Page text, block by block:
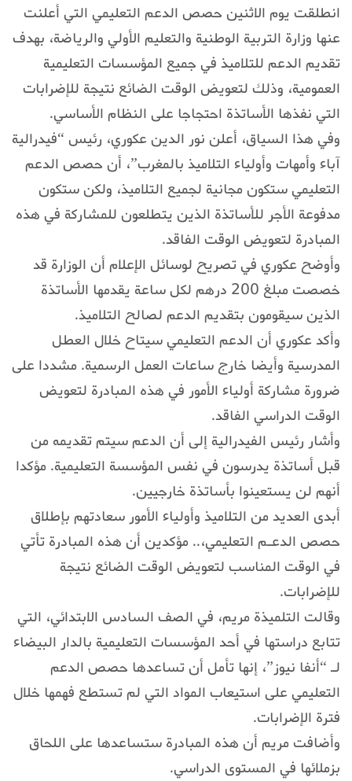
انطلقت يوم الاثنين حصص الدعم التعليمي التي أعلنت
عنها وزارة التربية الوطنية والتعليم الأولي والرياضة، بهدف
تقديم الدعم للتلاميذ في جميع المؤسسات التعليمية
العمومية، وذلك لتعويض الوقت الضائع نتيجة للإضرابات
التي نفذها الأساتذة احتجاجا على النظام الأساسي.
وفي هذا السياق، أعلن نور الدين عكوري، رئيس “فيدرالية
آباء وأمهات وأولياء التلاميذ بالمغرب”، أن حصص الدعم
التعليمي ستكون مجانية لجميع التلاميذ، ولكن ستكون
مدفوعة الأجر للأساتذة الذين يتطلعون للمشاركة في هذه
المبادرة لتعويض الوقت الفاقد.
وأوضح عكوري في تصريح لوسائل الإعلام أن الوزارة قد
خصصت مبلغ 200 درهم لكل ساعة يقدمها الأساتذة
الذين سيقومون بتقديم الدعم لصالح التلاميذ.
وأكد عكوري أن الدعم التعليمي سيتاح خلال العطل
المدرسية وأيضا خارج ساعات العمل الرسمية. مشددا على
ضرورة مشاركة أولياء الأمور في هذه المبادرة لتعويض
الوقت الدراسي الفاقد.
وأشار رئيس الفيدرالية إلى أن الدعم سيتم تقديمه من
قبل أساتذة يدرسون في نفس المؤسسة التعليمية. مؤكدا
أنهم لن يستعينوا بأساتذة خارجيين.
أبدى العديد من التلاميذ وأولياء الأمور سعادتهم بإطلاق
حصص الدعـم التعليمي،.. مؤكدين أن هذه المبادرة تأتي
في الوقت المناسب لتعويض الوقت الضائع نتيجة
للإضرابات.
وقالت التلميذة مريم، في الصف السادس الابتدائي، التي
تتابع دراستها في أحد المؤسسات التعليمية بالدار البيضاء
لـ “أنفا نيوز”، إنها تأمل أن تساعدها حصص الدعم
التعليمي على استيعاب المواد التي لم تستطع فهمها خلال
فترة الإضرابات.
وأضافت مريم أن هذه المبادرة ستساعدها على اللحاق
بزملائها في المستوى الدراسي.